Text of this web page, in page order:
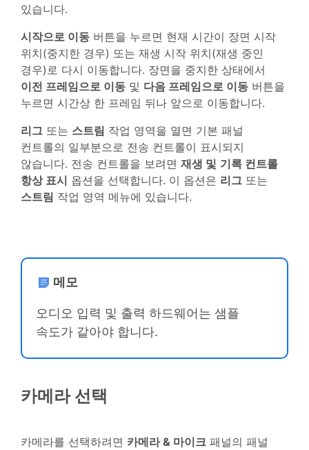
있습니다.
시작으로 이동 버튼을 누르면 현재 시간이 장면 시작
위치(중지한 경우) 또는 재생 시작 위치(재생 중인
경우)로 다시 이동합니다. 장면을 중지한 상태에서
이전 프레임으로 이동 및 다음 프레임으로 이동 버튼을
누르면 시간상 한 프레임 뒤나 앞으로 이동합니다.
리그 또는 스트림 작업 영역을 열면 기본 패널
컨트롤의 일부분으로 전송 컨트롤이 표시되지
않습니다. 전송 컨트롤을 보려면 재생 및 기록 컨트롤
항상 표시 옵션을 선택합니다. 이 옵션은 리그 또는
스트림 작업 영역 메뉴에 있습니다.
메모
오디오 입력 및 출력 하드웨어는 샘플
속도가 같아야 합니다.
카메라 선택
카메라를 선택하려면 카메라 & 마이크 패널의 패널